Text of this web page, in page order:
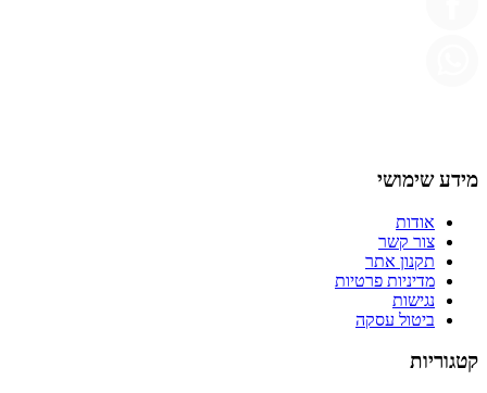
מידע שימושי
אודות
צור קשר
תקנון אתר
מדיניות פרטיות
נגישות
ביטול עסקה
קטגוריות